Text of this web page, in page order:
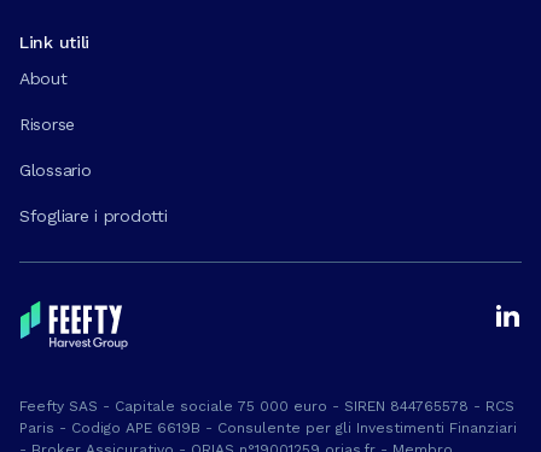
Link utili
About
Risorse
Glossario
Sfogliare i prodotti
Feefty SAS - Capitale sociale 75 000 euro - SIREN 844765578 - RCS
Paris - Codigo APE 6619B - Consulente per gli Investimenti Finanziari